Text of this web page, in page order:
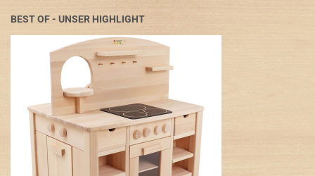
BEST OF - UNSER HIGHLIGHT